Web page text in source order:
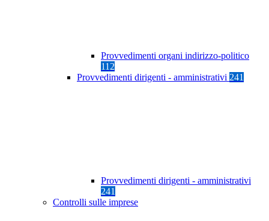
Provvedimenti organi indirizzo-politico
112
Provvedimenti dirigenti - amministrativi 241
Provvedimenti dirigenti - amministrativi
241
Controlli sulle imprese